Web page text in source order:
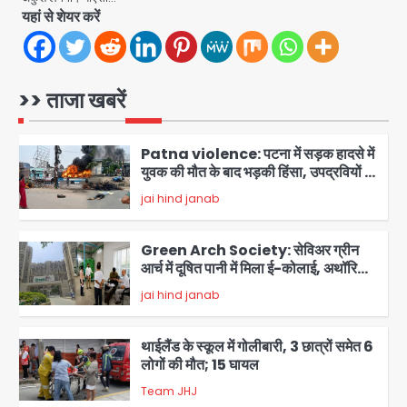
यहां से शेयर करें
>> ताजा खबरें
5
1
Brijbhushan sexual assault
बैड टच’ का था मामला
2
Patna violence: पटना में सड़क हादसे में
युवक की मौत के बाद भड़की हिंसा, उपद्रवियों ने
फूंकीं 10 गाड़ियां, ट्रैफिक पोस्ट और स्लीपर
बस भी जलाई, NH-30 जाम
jai hind janab
3
Green Arch Society: सेविअर ग्रीन
आर्च में दूषित पानी में मिला ई-कोलाई, अथॉरिटी
ने शुरू की सैंपलिंग जांच
jai hind janab
4
थाईलैंड के स्कूल में गोलीबारी, 3 छात्रों समेत 6
लोगों की मौत; 15 घायल
Team JHJ